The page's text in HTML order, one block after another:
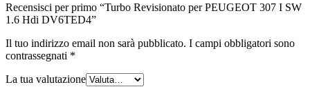
Recensisci per primo “Turbo Revisionato per PEUGEOT 307 I SW
1.6 Hdi DV6TED4”
Il tuo indirizzo email non sarà pubblicato. I campi obbligatori sono
contrassegnati *
La tua valutazione